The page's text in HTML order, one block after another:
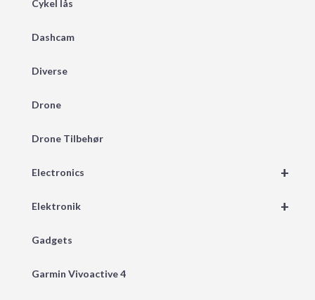
Cykel lås
Dashcam
Diverse
Drone
Drone Tilbehør
+
Electronics
+
Elektronik
Gadgets
Garmin Vivoactive 4